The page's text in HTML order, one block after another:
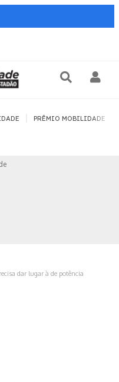
PRÊMIO MOBILIDADE
dar lugar à de potência